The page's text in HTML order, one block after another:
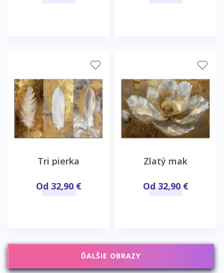
Tri pierka
Od 32,90 €
Zlatý mak
Od 32,90 €
ĎALŠIE OBRAZY